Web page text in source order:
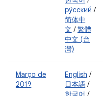
ру́сский /
简体中
文 /繁體
中文 (台
灣)
Março de
2019
English /
日本語 /
한국어 /